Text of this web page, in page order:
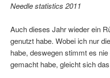
Needle statistics 2011
Auch dieses Jahr wieder ein
genutzt habe. Wobei ich nur
habe, deswegen stimmt es
gemacht habe, gleicht sich